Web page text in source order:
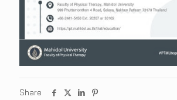
Share